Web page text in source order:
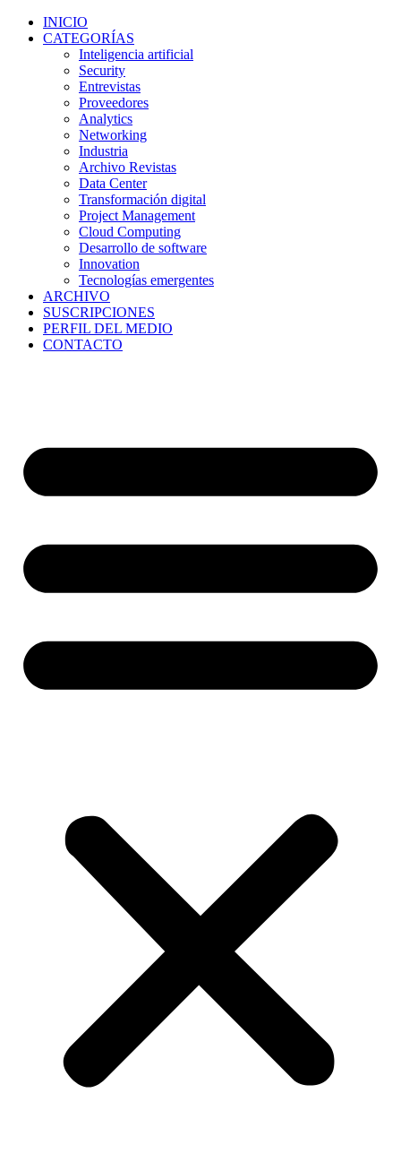
INICIO
CATEGORÍAS
Inteligencia artificial
Security
Entrevistas
Proveedores
Analytics
Networking
Industria
Archivo Revistas
Data Center
Transformación digital
Project Management
Cloud Computing
Desarrollo de software
Innovation
Tecnologías emergentes
ARCHIVO
SUSCRIPCIONES
PERFIL DEL MEDIO
CONTACTO